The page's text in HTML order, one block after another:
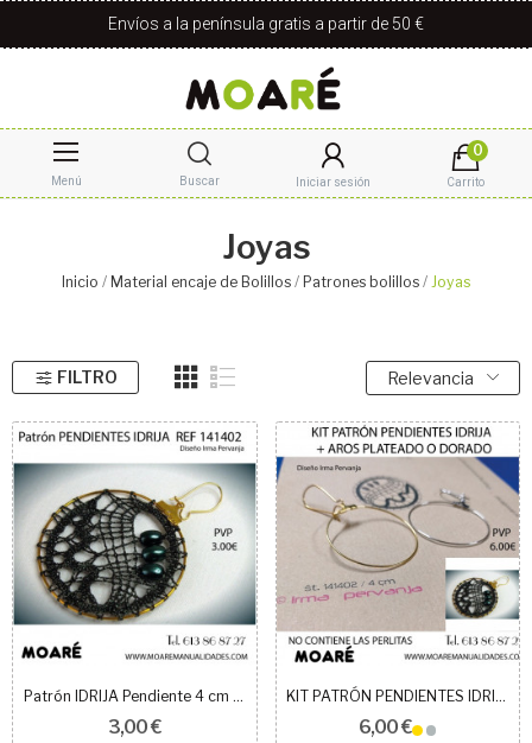
Envíos a la península gratis a partir de 50 €
Menú Buscar Iniciar sesión
0
Carrito
Joyas
Inicio Material encaje de Bolillos Patrones bolillos Joyas
FILTRO Relevancia
Patrón IDRIJA Pendiente 4 cm 141402
3,00 €
KIT PATRÓN PENDIENTES IDRIJA 141402 + AROS
6,00 €